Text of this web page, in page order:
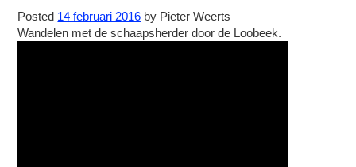
Posted 14 februari 2016 by Pieter Weerts
Wandelen met de schaapsherder door de Loobeek.